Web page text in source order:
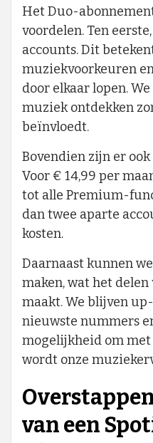
Het Duo-
voordelen. Ten
accounts. Dit
muziekvoorkeuren
door elkaar lopen.
muziek ontdekken
beïnvloedt.
Bovendien zijn er
Voor € 14,99 per
tot alle Premium-
dan twee aparte
kosten.
Daarnaast kunnen
maken, wat het
maakt. We blijven
nieuwste nummers
mogelijkheid om met
wordt onze
van een